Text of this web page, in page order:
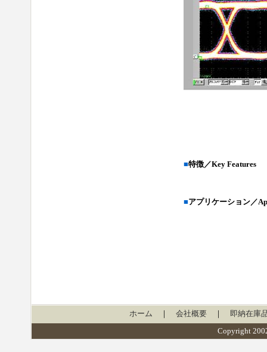
■特徴／Key Features
■アプリケーション／
ホーム 会社概要 即納在庫
Copyright